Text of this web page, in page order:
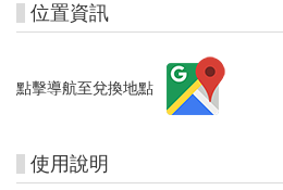
位置資訊
點擊導航至兌換地點
使用說明